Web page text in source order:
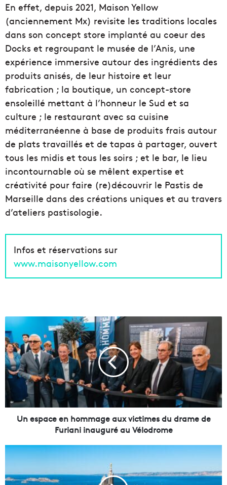
En effet, depuis 2021, Maison Yellow
(anciennement Mx) revisite les traditions locales
dans son concept store implanté au coeur des
Docks et regroupant le musée de l’Anis, une
expérience immersive autour des ingrédients des
produits anisés, de leur histoire et leur
fabrication ; la boutique, un concept-store
ensoleillé mettant à l’honneur le Sud et sa
culture ; le restaurant avec sa cuisine
méditerranéenne à base de produits frais autour
de plats travaillés et de tapas à partager, ouvert
tous les midis et tous les soirs ; et le bar, le lieu
incontournable où se mêlent expertise et
créativité pour faire (re)découvrir le Pastis de
Marseille dans des créations uniques et au travers
d’ateliers pastisologie.
Infos et réservations sur
www.maisonyellow.com
U
n
e
s
p
a
c
e
e
m
m
g
Un espace en hommage aux victimes du drame de
Furiani inauguré au Vélodrome
L
e
s
m